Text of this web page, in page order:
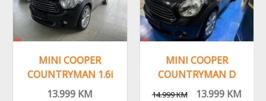
MINI COOPER
COUNTRYMAN D
ALL4 1.6 D,2011
14.999KM 13.999
MINI COOPER ONE
1.6 BENZIN, 2011
GODINA,DIG. KLIMA
9.500KM